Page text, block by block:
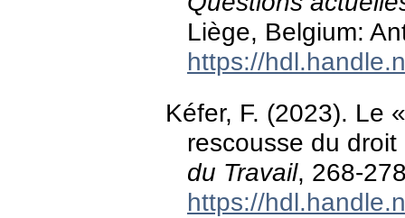
Liège, Belgium:
https://
Kéfer, F. (2023). Le
rescousse du
du Travail, 268-
https://